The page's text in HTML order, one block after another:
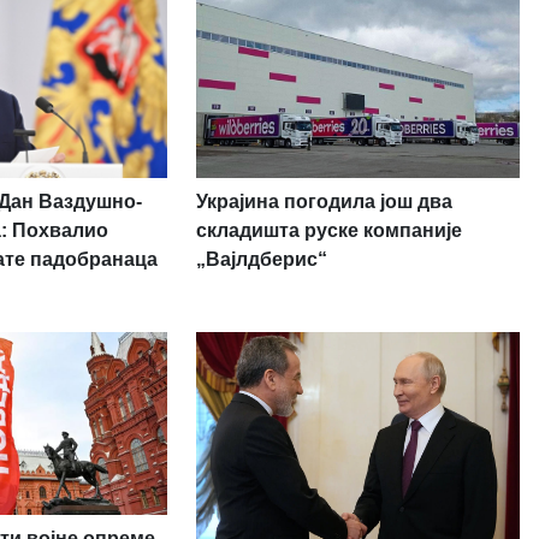
Ваздушно-
Похвалио
падобранаца
Украјина погодила још два
складишта руске компаније
„Вајлдберис“